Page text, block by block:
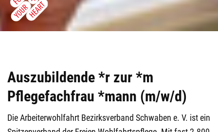
Auszubildende *r zur *m
Pflegefachfrau *mann (m/w/d)
Die Arbeiterwohlfahrt Bezirksverband Schwaben e. V. ist ein